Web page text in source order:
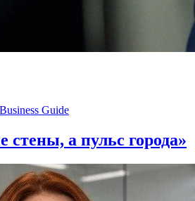
Guide
стены, а пульс города»